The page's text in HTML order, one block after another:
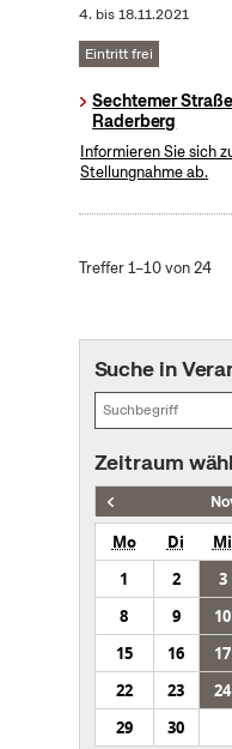
4. bis18.11.2021
Eintritt frei
Sechtemer
Raderberg
Informieren Sie sich
Stellungnahme ab.
Treffer 1–10 von 24
Suche in
Zeitraum
Mo Di Mi
1
2 3
8
9 10
15
16 17
22
23 24
29
30